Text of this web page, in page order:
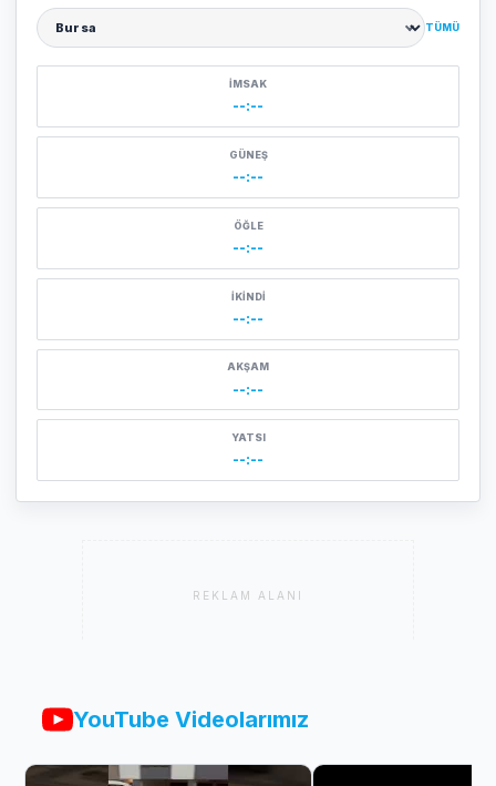
Şehir seçin
TÜMÜ
İMSAK
--:--
GÜNEŞ
--:--
ÖĞLE
--:--
İKINDI
--:--
AKŞAM
--:--
YATSI
--:--
REKLAM ALANI
YouTube Videolarımız